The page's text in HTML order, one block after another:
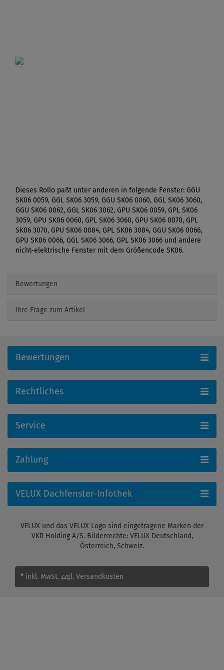
Dieses Rollo paßt unter anderen in folgende Fenster: GGU
SK06 0059, GGL SK06 3059, GGU SK06 0060, GGL SK06 3060,
GGU SK06 0062, GGL SK06 3062, GPU SK06 0059, GPL SK06
3059, GPU SK06 0060, GPL SK06 3060, GPU SK06 0070, GPL
SK06 3070, GPU SK06 0084, GPL SK06 3084, GGU SK06 0066,
GPU SK06 0066, GGL SK06 3066, GPL SK06 3066 und andere
nicht-elektrische Fenster mit dem Größencode SK06.
Bewertungen
Ihre Frage zum Artikel
Bewertungen
Rechtliches
Service
Zahlung
VELUX Dachfenster-Infothek
VELUX und das VELUX Logo sind eingetragene Marken der
VKR Holding A/S. Bilderrechte: VELUX Deutschland,
Österreich, Schweiz.
* inkl. MwSt. zzgl. Versandkosten